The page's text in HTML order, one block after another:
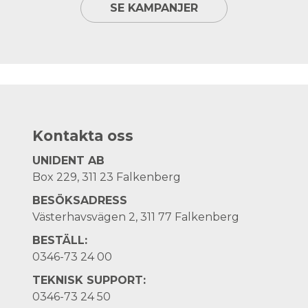
SE KAMPANJER
Kontakta oss
UNIDENT AB
Box 229, 311 23 Falkenberg
BESÖKSADRESS
Västerhavsvägen 2, 311 77 Falkenberg
BESTÄLL:
0346-73 24 00
TEKNISK SUPPORT:
0346-73 24 50